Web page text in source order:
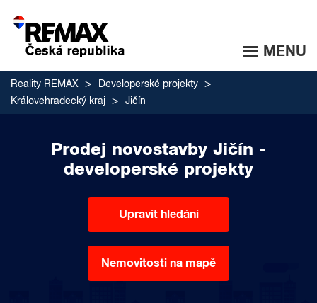
MENU
Reality REMAX
Developerské projekty
Královehradecký kraj
Jičín
Prodej novostavby Jičín -
developerské projekty
Upravit hledání
Nemovitosti na mapě